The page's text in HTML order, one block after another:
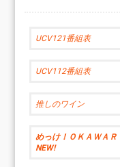
UCV121番組表
UCV112番組表
推しのワイン
めっけ！ＯＫＡＷＡＲ
NEW!